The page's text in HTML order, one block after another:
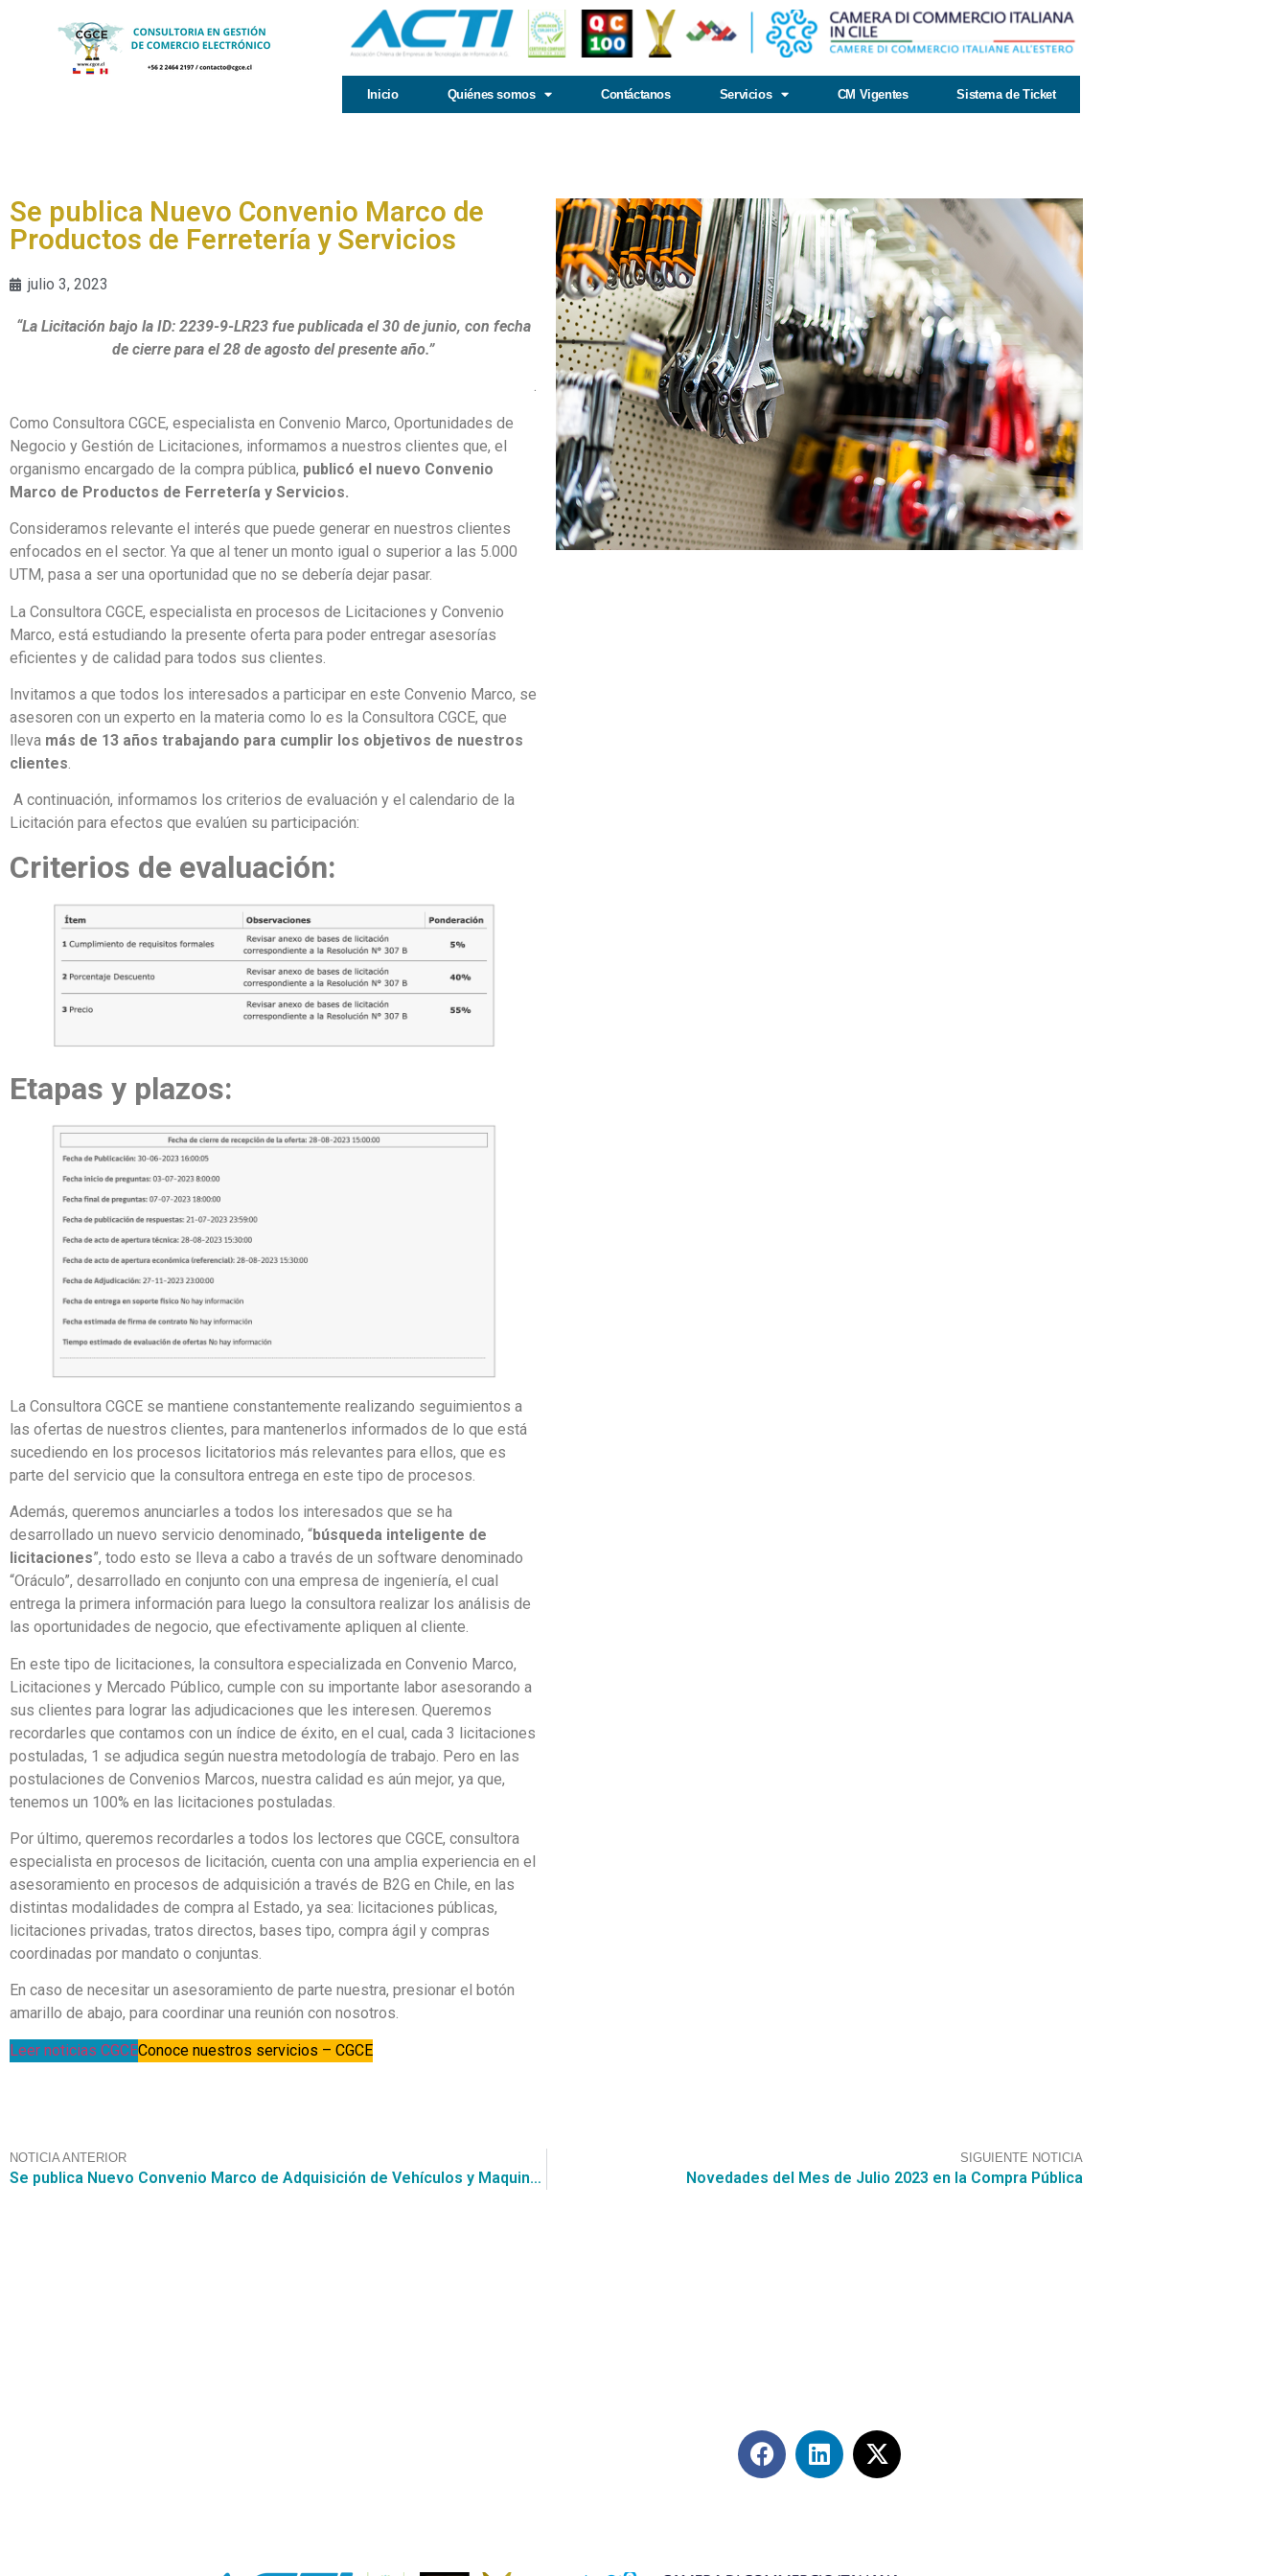
Inicio Quiénes somos Contáctanos Servicios CM Vigentes Sistema de Ticket
Se publica Nuevo Convenio Marco de
Productos de Ferretería y Servicios
julio 3, 2023
“La Licitación bajo la ID: 2239-9-LR23 fue publicada el 30 de junio, con fecha
de cierre para el 28 de agosto del presente año.”
.
Como Consultora CGCE, especialista en Convenio Marco, Oportunidades de
Negocio y Gestión de Licitaciones, informamos a nuestros clientes que, el
organismo encargado de la compra pública, publicó el nuevo Convenio
Marco de Productos de Ferretería y Servicios.
Consideramos relevante el interés que puede generar en nuestros clientes
enfocados en el sector. Ya que al tener un monto igual o superior a las 5.000
UTM, pasa a ser una oportunidad que no se debería dejar pasar.
La Consultora CGCE, especialista en procesos de Licitaciones y Convenio
Marco, está estudiando la presente oferta para poder entregar asesorías
eficientes y de calidad para todos sus clientes.
Invitamos a que todos los interesados a participar en este Convenio Marco, se
asesoren con un experto en la materia como lo es la Consultora CGCE, que
lleva más de 13 años trabajando para cumplir los objetivos de nuestros
clientes.
A continuación, informamos los criterios de evaluación y el calendario de la
Licitación para efectos que evalúen su participación:
Criterios de evaluación:
Etapas y plazos:
La Consultora CGCE se mantiene constantemente realizando seguimientos a
las ofertas de nuestros clientes, para mantenerlos informados de lo que está
sucediendo en los procesos licitatorios más relevantes para ellos, que es
parte del servicio que la consultora entrega en este tipo de procesos.
Además, queremos anunciarles a todos los interesados que se ha
desarrollado un nuevo servicio denominado, “búsqueda inteligente de
licitaciones”, todo esto se lleva a cabo a través de un software denominado
“Oráculo”, desarrollado en conjunto con una empresa de ingeniería, el cual
entrega la primera información para luego la consultora realizar los análisis de
las oportunidades de negocio, que efectivamente apliquen al cliente.
En este tipo de licitaciones, la consultora especializada en Convenio Marco,
Licitaciones y Mercado Público, cumple con su importante labor asesorando a
sus clientes para lograr las adjudicaciones que les interesen. Queremos
recordarles que contamos con un índice de éxito, en el cual, cada 3 licitaciones
postuladas, 1 se adjudica según nuestra metodología de trabajo. Pero en las
postulaciones de Convenios Marcos, nuestra calidad es aún mejor, ya que,
tenemos un 100% en las licitaciones postuladas.
Por último, queremos recordarles a todos los lectores que CGCE, consultora
especialista en procesos de licitación, cuenta con una amplia experiencia en el
asesoramiento en procesos de adquisición a través de B2G en Chile, en las
distintas modalidades de compra al Estado, ya sea: licitaciones públicas,
licitaciones privadas, tratos directos, bases tipo, compra ágil y compras
coordinadas por mandato o conjuntas.
En caso de necesitar un asesoramiento de parte nuestra, presionar el botón
amarillo de abajo, para coordinar una reunión con nosotros.
Leer noticias CGCEConoce nuestros servicios – CGCE
NOTICIA ANTERIOR
Se publica Nuevo Convenio Marco de Adquisición de Vehículos y Maquinarias
SIGUIENTE NOTICIA
Novedades del Mes de Julio 2023 en la Compra Pública